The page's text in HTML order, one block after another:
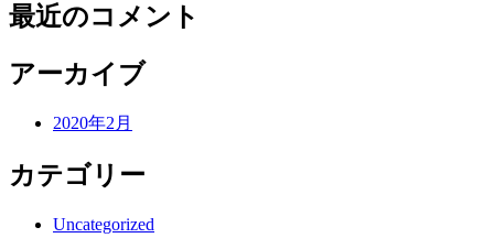
最近のコメント
アーカイブ
2020年2月
カテゴリー
Uncategorized